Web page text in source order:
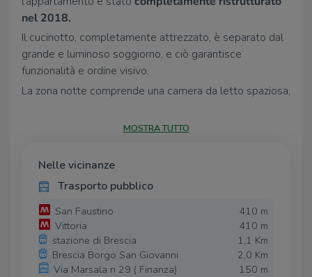
nel 2018.
Il cucinotto, completamente attrezzato, è separato dal
grande e luminoso soggiorno, e ciò garantisce
funzionalità e ordine visivo.
La zona notte comprende una camera da letto spaziosa,
utile per lo stoccaggio; le
contenute.
La posizione strategica nel quartiere Carmine permette
di godere di tutti i servizi e le comodità che la zona
offre, rendendo questo appartamento una scelta ideale
per chi cerca una residenza in una delle aree più
dinamiche di Brescia.
MOSTRA TUTTO
Nelle vicinanze
Trasporto pubblico
San Faustino
410 m
Vittoria
410 m
stazione di Brescia
1,1 Km
Brescia Borgo San Giovanni
2,0 Km
Via Marsala n 29 ( Finanza)
150 m